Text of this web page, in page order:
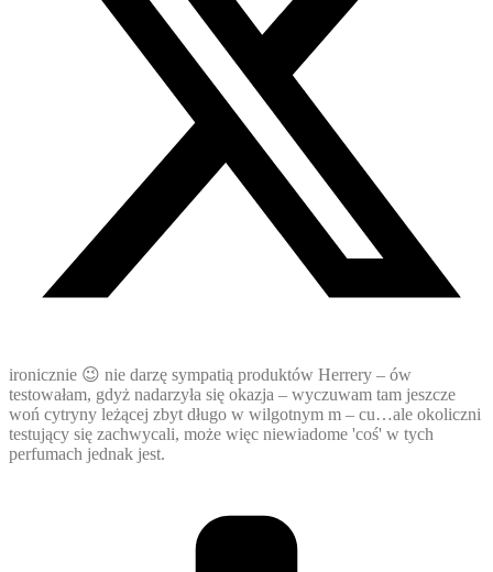
ironicznie 😉 nie darzę sympatią produktów Herrery – ów
testowałam, gdyż nadarzyła się okazja – wyczuwam tam jeszcze
woń cytryny leżącej zbyt długo w wilgotnym m – cu…ale okoliczni
testujący się zachwycali, może więc niewiadome 'coś' w tych
perfumach jednak jest.